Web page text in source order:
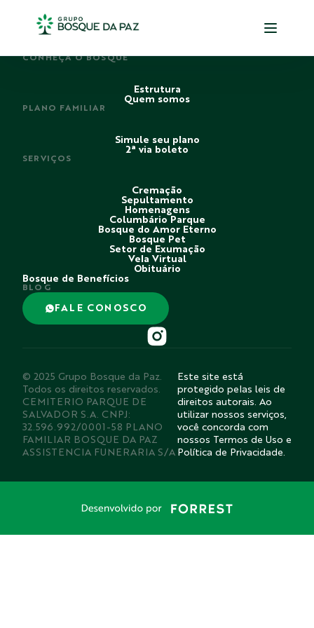
CONHEÇA O BOSQUE
Estrutura
Quem somos
PLANO FAMILIAR
Simule seu plano
2ª via boleto
SERVIÇOS
Cremação
Sepultamento
Homenagens
Columbário Parque
Bosque do Amor Eterno
Bosque Pet
Setor de Exumação
Vela Virtual
Obituário
Bosque de Benefícios
BLOG
FALE CONOSCO
© 2025 Grupo Bosque da Paz.
Todos os direitos reservados.
CEMITERIO PARQUE DE
SALVADOR S.A. CNPJ:
32.596.992/0001-58 PLANO
FAMILIAR BOSQUE DA PAZ
ASSISTENCIA FUNERARIA S/A
Este site está
protegido pelas leis de
direitos autorais. Ao
utilizar nossos serviços,
você concorda com
nossos Termos de Uso e
Política de Privacidade.